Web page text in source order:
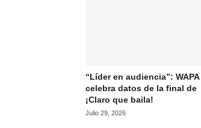
“Líder en audiencia”: WAPA
celebra datos de la final de
¡Claro que baila!
Julio 29, 2026